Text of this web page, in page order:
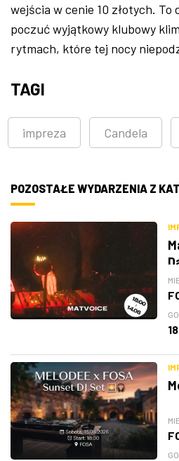
wejścia w cenie 10 złotych. To
poczuć wyjątkowy klubowy
rytmach, które tej nocy
TAGI
impreza Candela
POZOSTAŁE WYDARZENIA Z